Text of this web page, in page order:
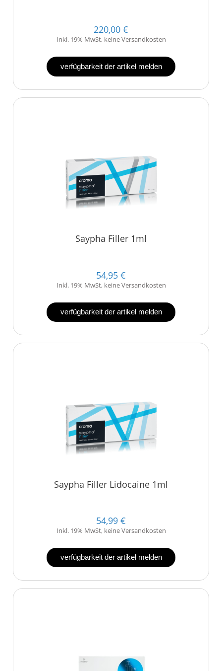
220,00 €
Inkl. 19% MwSt, keine Versandkosten
verfügbarkeit der artikel melden
Saypha Filler 1ml
54,95 €
Inkl. 19% MwSt, keine Versandkosten
verfügbarkeit der artikel melden
Saypha Filler Lidocaine 1ml
54,99 €
Inkl. 19% MwSt, keine Versandkosten
verfügbarkeit der artikel melden